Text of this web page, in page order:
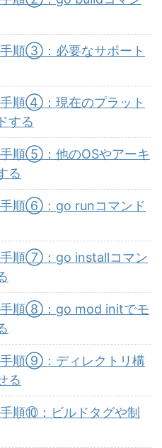
順③：必要なサポート
順④：現在のプラット
する
順⑤：他のOSやアーキ
る
順⑥：go runコマンド
手順⑦：go installコマン
手順⑧：go mod initでモ
順⑨：ディレクトリ構
る
順⑩：ビルドタグや制